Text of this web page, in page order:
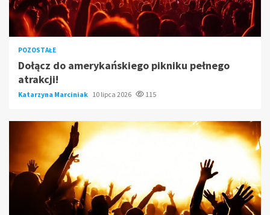
POZOSTAŁE
Dołącz do amerykańskiego pikniku pełnego
atrakcji!
Katarzyna Marciniak 10 lipca 2026 115